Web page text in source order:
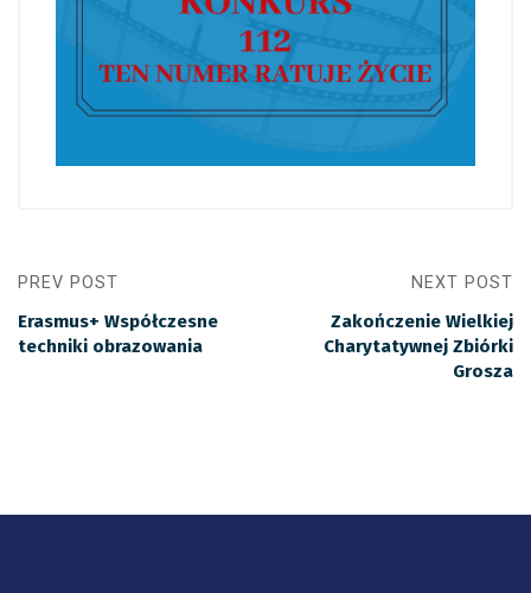
PREV POST
Erasmus+ Współczesne
techniki obrazowania
NEXT POST
Zakończenie Wielkiej
Charytatywnej Zbiórki
Grosza